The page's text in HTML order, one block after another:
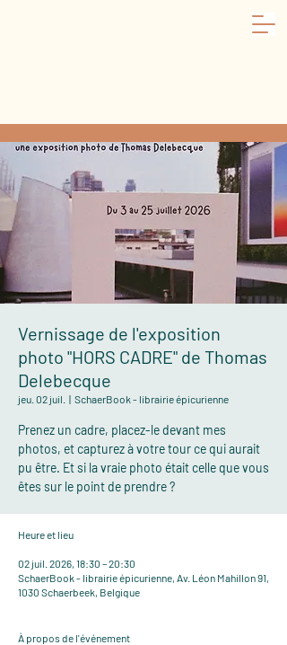
Vernissage de l'exposition
photo "HORS CADRE" de Thomas
Delebecque
jeu. 02 juil.
  |
SchaerBook - librairie épicurienne
Prenez un cadre, placez-le devant mes
photos, et capturez à votre tour ce qui aurait
pu être. Et si la vraie photo était celle que vous
êtes sur le point de prendre ?
Heure et lieu
02 juil. 2026, 18:30 – 20:30
SchaerBook - librairie épicurienne, Av. Léon Mahillon 91,
1030 Schaerbeek, Belgique
À propos de l'événement